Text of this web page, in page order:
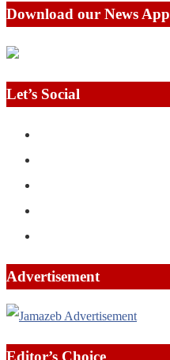
Download our News App
Let’s Social
Advertisement
Editor’s Choice